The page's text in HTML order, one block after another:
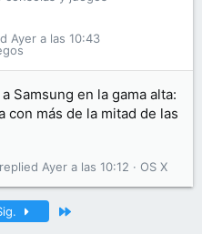
Ayer a las 10:43
Samsung en la gama alta:
con más de la mitad de las
OS X
Ayer a las 10:12